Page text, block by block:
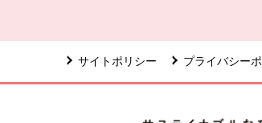
サイトポリシー プライバシー